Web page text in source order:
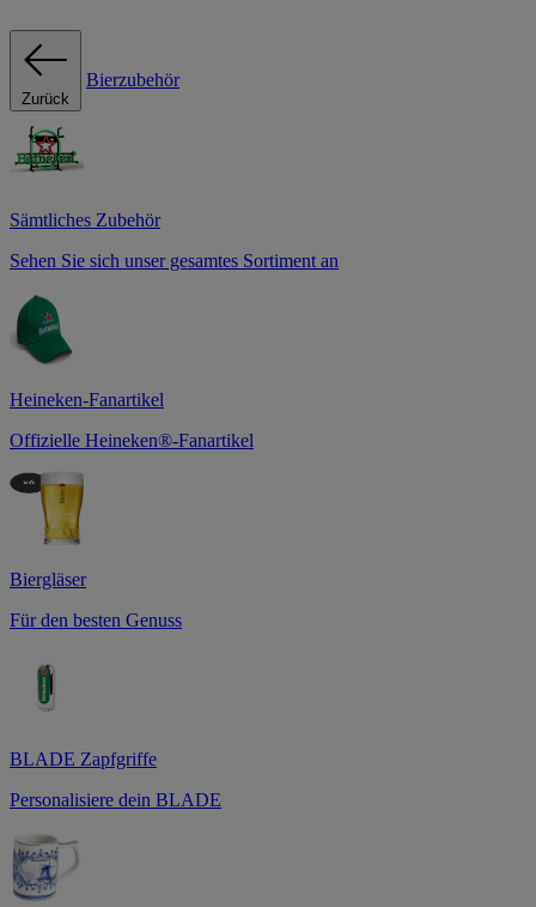
Zurück
Bierzubehör
Sämtliches Zubehör
Sehen Sie sich unser gesamtes Sortiment an
Heineken-Fanartikel
Offizielle Heineken®-Fanartikel
Biergläser
Für den besten Genuss
BLADE Zapfgriffe
Personalisiere dein BLADE